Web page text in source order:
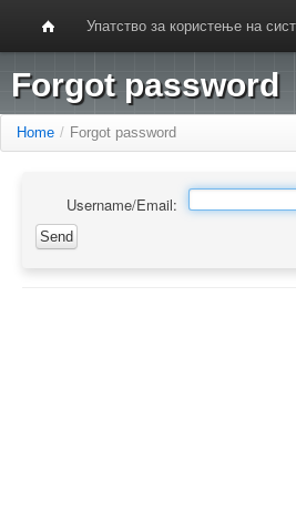
Упатство за користење на
Forgot password
Home / Forgot password
Username/Email: